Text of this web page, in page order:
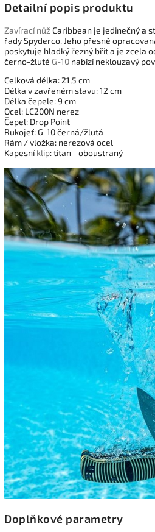
Detailní popis produktu
Zavírací nůžCaribbean je jedinečný a
řady Spyderco. Jeho přesně
poskytuje hladký řezný břit a je zcela
černo-žluté G-10 nabízí neklouzavý
Celková délka: 21,5 cm
Délka v zavřeném stavu: 12 cm
Délka čepele: 9 cm
Ocel: LC200N nerez
Čepel: Drop Point
Rukojeť: G-10 černá/žlutá
Rám / vložka: nerezová ocel
Kapesníklip: titan - oboustraný
Doplňkové parametry